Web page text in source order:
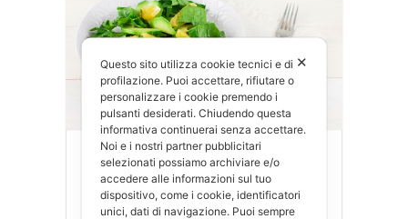
Insalata di spinaci e
avocado
Dic 9, 2024 Contorni
✕
Questo sito utilizza cookie tecnici e di
profilazione. Puoi accettare, rifiutare o
personalizzare i cookie premendo i
pulsanti desiderati. Chiudendo questa
informativa continuerai senza accettare.
Noi e i nostri partner pubblicitari
selezionati possiamo archiviare e/o
accedere alle informazioni sul tuo
dispositivo, come i cookie, identificatori
unici, dati di navigazione. Puoi sempre